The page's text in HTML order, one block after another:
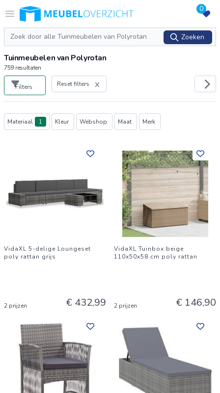
Open menu
Logo Meubeloverzicht.nl 0
Zoeken
Zoeken
Tuinmeubelen van Polyrotan
759 resultaten
Filters Reset filters
Producten
Materiaal 1 Kleur Webshop Maat Merk
VidaXL 5-delige Loungeset
poly rattan grijs
2 prijzen € 432,99
VidaXL Tuinbox beige
110x50x58 cm poly rattan
2 prijzen € 146,90